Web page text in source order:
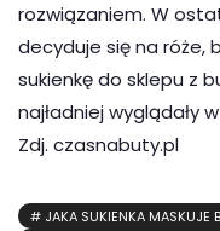
rozwiązaniem. W
decyduje się na róże,
sukienkę do sklepu z
najładniej wyglądały
Zdj. czasnabuty.pl
JAKA SUKIENKA MASKUJE